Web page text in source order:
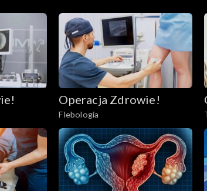
Operacja Zdrowie!
Flebologia